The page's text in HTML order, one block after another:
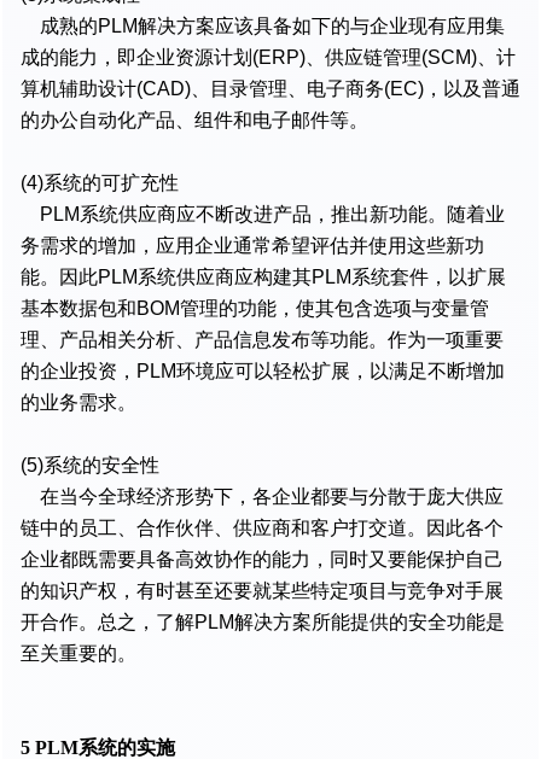
成熟的PLM解决方案应该具备如下的与企业现有应用集
成的能力，即企业资源计划(ERP)、供应链管理(SCM)、计
算机辅助设计(CAD)、目录管理、电子商务(EC)，以及普通
的办公自动化产品、组件和电子邮件等。
(4)系统的可扩充性
PLM系统供应商应不断改进产品，推出新功能。随着业
务需求的增加，应用企业通常希望评估并使用这些新功
能。因此PLM系统供应商应构建其PLM系统套件，以扩展
基本数据包和BOM管理的功能，使其包含选项与变量管
理、产品相关分析、产品信息发布等功能。作为一项重要
的企业投资，PLM环境应可以轻松扩展，以满足不断增加
的业务需求。
(5)系统的安全性
在当今全球经济形势下，各企业都要与分散于庞大供应
链中的员工、合作伙伴、供应商和客户打交道。因此各个
企业都既需要具备高效协作的能力，同时又要能保护自己
的知识产权，有时甚至还要就某些特定项目与竞争对手展
开合作。总之，了解PLM解决方案所能提供的安全功能是
至关重要的。
5 PLM系统的实施